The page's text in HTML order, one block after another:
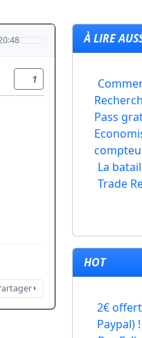
1
À LIRE
Pass
La
Trade
HOT
2€
Paypal) !